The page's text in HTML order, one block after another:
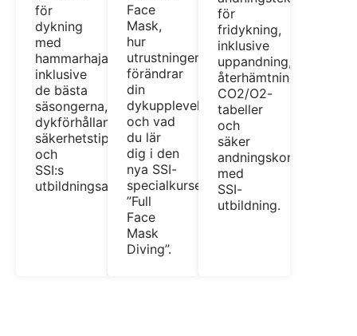
för
dykning
med
hammarhajar,
inklusive
de bästa
säsongerna,
dykförhållandena,
säkerhetstips
och
SSI:s
utbildningsalternativ.
Face
Mask,
hur
utrustningen
förändrar
din
dykupplevelse
och vad
du lär
dig i den
nya SSI-
specialkursen
”Full
Face
Mask
Diving”.
för
fridykning,
inklusive
uppandning,
återhämtningsandning,
CO2/O2-
tabeller
och
säker
andningskontroll
med
SSI-
utbildning.